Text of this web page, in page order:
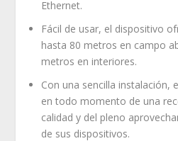
Ethernet.
Fácil de usar, el dispositivo
hasta 80 metros en campo
metros en interiores.
Con una sencilla instalación,
en todo momento de una
calidad y del pleno
de sus dispositivos.